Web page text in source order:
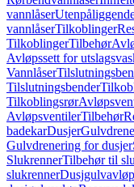
vannlåser
vannlåserTilkoblinger
TilkoblingerTilbehør
Avløpssett for
Vannlåser
Tilslutningsbender
Tilkoblingsrør
AvløpsventilerTilbehør
badekarDusjer
Gulvdrenering for dusjer
SlukrennerTilbehør til
slukrennerDusjgulvavløp